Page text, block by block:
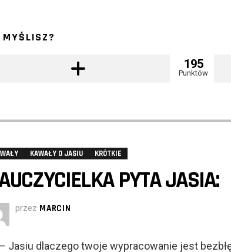
MYŚLISZ?
195
Punktów
KAWAŁY O JASIU KRÓTKIE
PYTA JASIA:
przez MARCIN
– Jasiu dlaczego twoje wypracowanie jest